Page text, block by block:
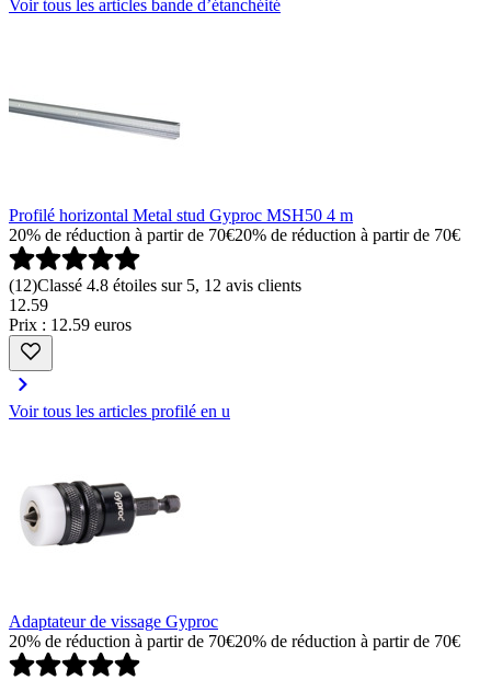
Voir tous les articles bande d’étanchéité
Profilé horizontal Metal stud Gyproc MSH50 4 m
20% de réduction à partir de 70€20% de réduction à partir de 70€
(12)Classé 4.8 étoiles sur 5, 12 avis clients
12.59
Prix : 12.59 euros
Voir tous les articles profilé en u
Adaptateur de vissage Gyproc
20% de réduction à partir de 70€20% de réduction à partir de 70€